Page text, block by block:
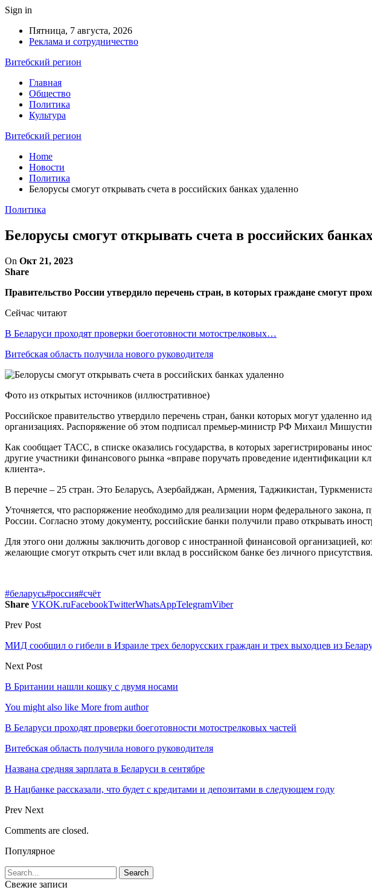
Sign in
Пятница, 7 августа, 2026
Реклама и сотрудничество
Витебский регион
Главная
Общество
Политика
Культура
Витебский регион
Home
Новости
Политика
Белорусы смогут открывать счета в российских банках удаленно
Политика
Белорусы смогут открывать счета в российских
On Окт 21, 2023
Share
Правительство России утвердило перечень стран, в которых граждане смогут
Сейчас читают
В Беларуси проходят проверки боеготовности мотострелковых…
Витебская область получила нового руководителя
Фото из открытых источников (иллюстративное)
Российское правительство утвердило перечень стран, банки которых могут
организациях. Распоряжение об этом подписал премьер-министр РФ Михаил
Как сообщает ТАСС, в списке оказались государства, в которых зарегистрированы
другие участники финансового рынка «вправе поручать проведение идентификации
клиента».
В перечне – 25 стран. Это Беларусь, Азербайджан, Армения, Таджикистан,
Уточняется, что распоряжение необходимо для реализации норм федерального
России. Согласно этому документу, российские банки получили право открывать
Для этого они должны заключить договор с иностранной финансовой организацией,
желающие смогут открыть счет или вклад в российском банке без личного присутствия.
#беларусь#россия#счёт
Share VKOK.ruFacebookTwitterWhatsAppTelegramViber
Prev Post
МИД сообщил о гибели в Израиле трех белорусских граждан и трех выходцев из
Next Post
В Британии нашли кошку с двумя носами
You might also like More from author
В Беларуси проходят проверки боеготовности мотострелковых частей
Витебская область получила нового руководителя
Названа средняя зарплата в Беларуси в сентябре
В Нацбанке рассказали, что будет с кредитами и депозитами в следующем году
Prev Next
Comments are closed.
Популярное
Свежие записи